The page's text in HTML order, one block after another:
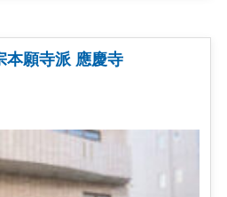
本願寺派 應慶寺